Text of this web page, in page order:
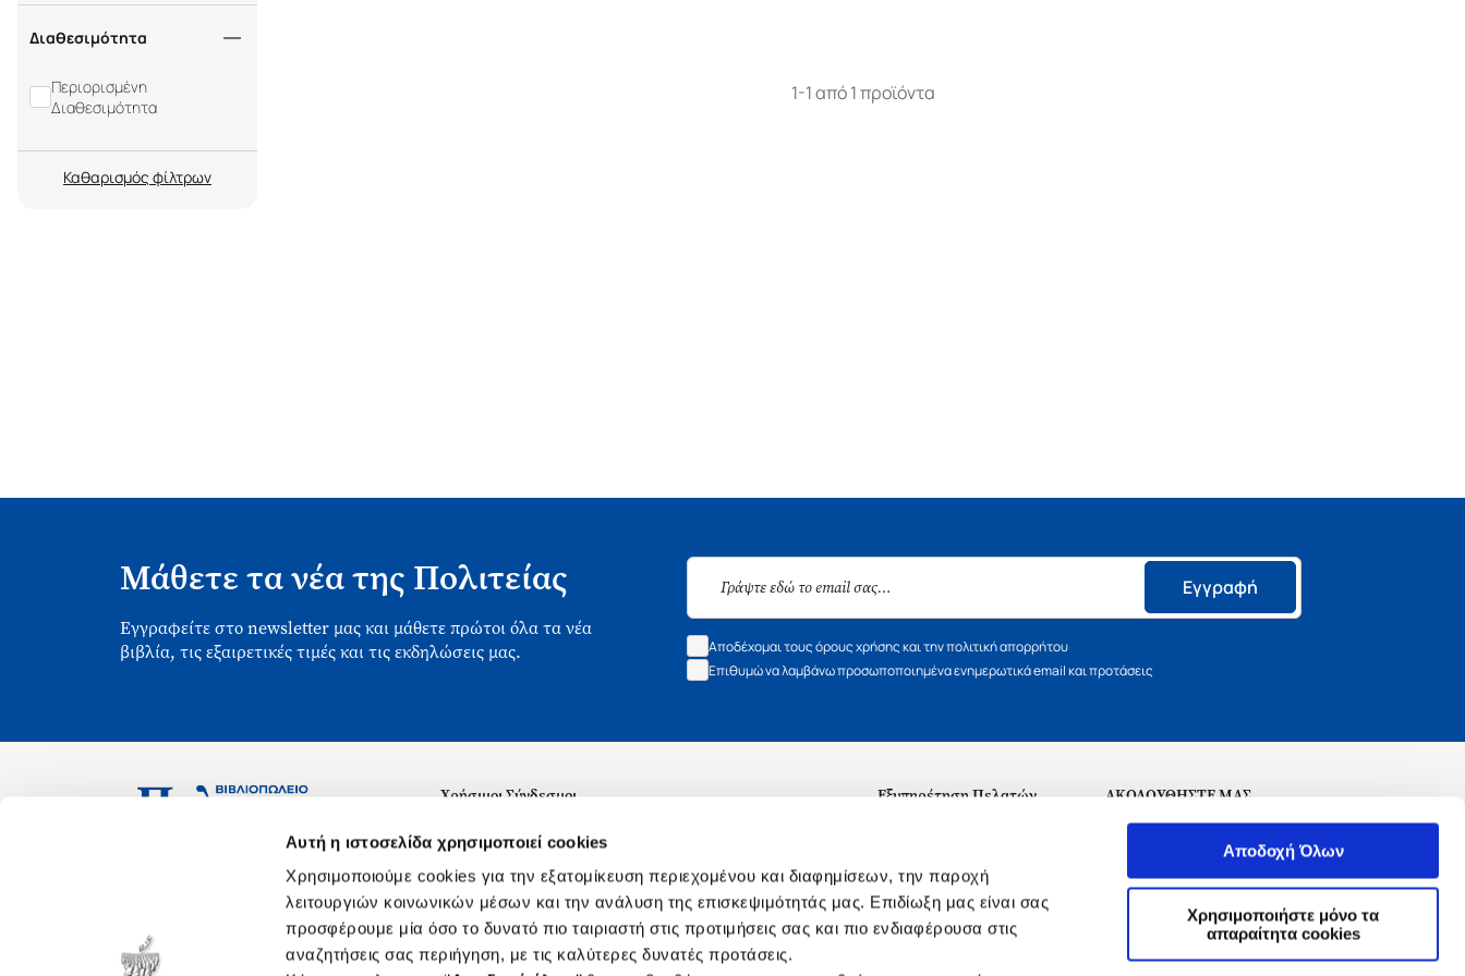
Αυτή η ιστοσελίδα χρησιμοποιεί cookies
Χρησιμοποιούμε cookies για την εξατομίκευση περιεχομένου και διαφημίσεων, την παροχή
λειτουργιών κοινωνικών μέσων και την ανάλυση της επισκεψιμότητάς μας. Επιδίωξη μας είναι σας
προσφέρουμε μία όσο το δυνατό πιο ταιριαστή στις προτιμήσεις σας και πιο ενδιαφέρουσα στις
αναζητήσεις σας περιήγηση, με τις καλύτερες δυνατές προτάσεις.
Αποδοχή Όλων
Χρησιμοποιήστε μόνο τα
απαραίτητα cookies
Διαθεσιμότητα
Περιορισμένη
Διαθεσιμότητα
Καθαρισμός
1-1 από 1 προϊόντα
Μάθετε τα νέα της Πολιτείας
Εγγραφείτε στο newsletter μας και μάθετε πρώτοι όλα τα νέα
βιβλία, τις εξαιρετικές τιμές και τις εκδηλώσεις μας.
Εγγραφή
Αποδέχομαι τους όρους χρήσης και την πολιτική απορρήτου
Επιθυμώ να λαμβάνω προσωποποιημένα ενημερωτικά email και προτάσεις
Ασκληπιού 1-3, Αθήνα 106 79
Χρήσιμοι Σύνδεσμοι
Σχετικά με εμάς
Θέσεις Εργασίας
Οδηγίες για τις "Λίστες Επιθυμητών" και τη Βιβλιοθήκη
Οδηγίες Χρήσης Αναζήτησης
Νόμος Ενιαίας Τιμής Βιβλίων
Εξυπηρέτηση Πελατών
B2B
Δικαίωμα Υπαναχώρησης
ΑΚΟΛΟΥΘΗΣΤΕ ΜΑΣ